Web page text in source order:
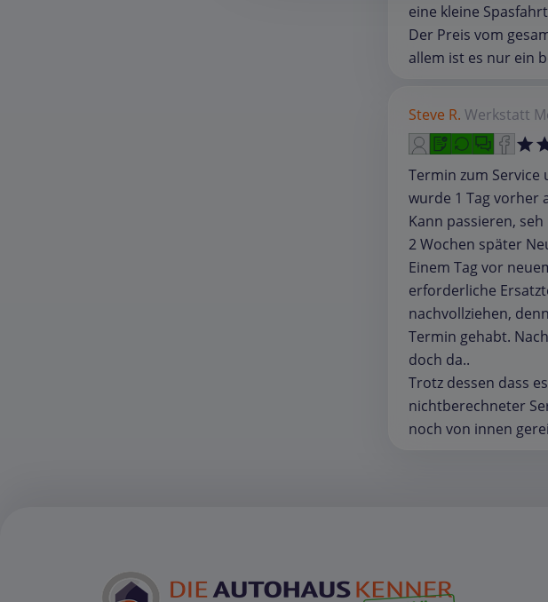
eine kleine
Der Preis vom
allem ist es nur ein
Steve R. Werkstatt
Termin zum Service
wurde 1 Tag vorher
Kann passieren, seh
2 Wochen später
Einem Tag vor
erforderliche
nachvollziehen,
Termin gehabt.
doch da..
Trotz dessen dass
nichtberechneter
noch von innen